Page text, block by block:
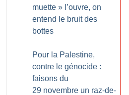
muette » l’ouvre, on
entend le bruit des
bottes
Pour la Palestine,
contre le génocide :
faisons du
29 novembre un raz-de-